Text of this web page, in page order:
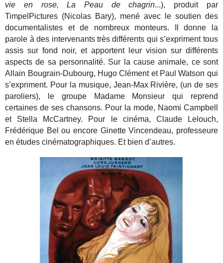
vie en rose, La Peau de chagrin...), produit par
TimpelPictures (Nicolas Bary), mené avec le soutien des
documentalistes et de nombreux monteurs. Il donne la
parole à des intervenants très différents qui s’expriment tous
assis sur fond noir, et apportent leur vision sur différents
aspects de sa personnalité. Sur la cause animale, ce sont
Allain Bougrain-Dubourg, Hugo Clément et Paul Watson qui
s’expriment. Pour la musique, Jean-Max Rivière, (un de ses
paroliers), le groupe Madame Monsieur qui reprend
certaines de ses chansons. Pour la mode, Naomi Campbell
et Stella McCartney. Pour le cinéma, Claude Lelouch,
Frédérique Bel ou encore Ginette Vincendeau, professeure
en études cinématographiques. Et bien d’autres.